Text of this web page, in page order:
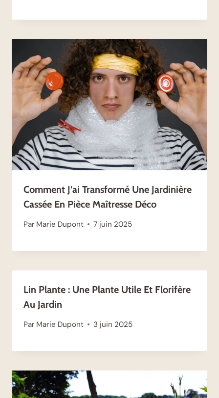
Comment J’ai Transformé Une Jardinière
Cassée En Pièce Maîtresse Déco
Par Marie Dupont 7 juin 2025
Lin Plante : Une Plante Utile Et Florifère
Au Jardin
Par Marie Dupont 3 juin 2025